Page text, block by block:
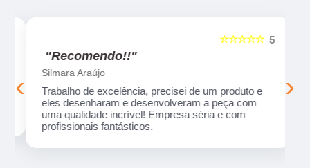
5
☆☆☆☆☆
"Recomendo!!"
Silmara Araújo
Trabalho de excelência, precisei de um produto e
eles desenharam e desenvolveram a peça com
uma qualidade incrível! Empresa séria e com
profissionais fantásticos.
‹ ›